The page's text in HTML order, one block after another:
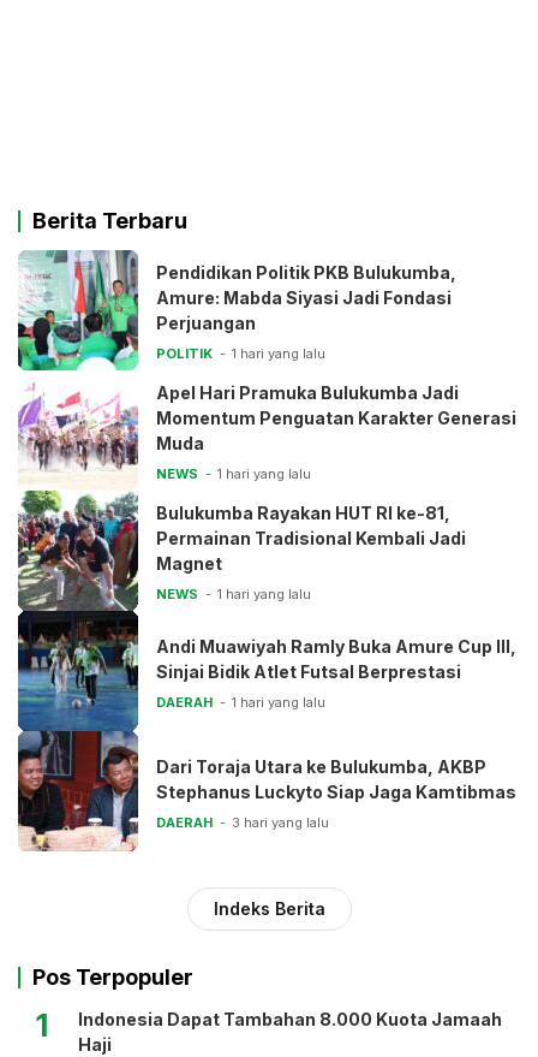
Berita Terbaru
Pendidikan Politik PKB Bulukumba,
Amure: Mabda Siyasi Jadi Fondasi
Perjuangan
POLITIK 1 hari yang lalu
Apel Hari Pramuka Bulukumba Jadi
Momentum Penguatan Karakter Generasi
Muda
NEWS 1 hari yang lalu
Bulukumba Rayakan HUT RI ke-81,
Permainan Tradisional Kembali Jadi
Magnet
NEWS 1 hari yang lalu
Andi Muawiyah Ramly Buka Amure Cup III,
Sinjai Bidik Atlet Futsal Berprestasi
DAERAH 1 hari yang lalu
Dari Toraja Utara ke Bulukumba, AKBP
Stephanus Luckyto Siap Jaga Kamtibmas
DAERAH 3 hari yang lalu
Indeks Berita
Pos Terpopuler
1
Indonesia Dapat Tambahan 8.000 Kuota Jamaah
Haji